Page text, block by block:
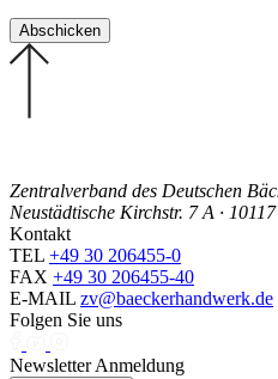
Zentralverband des Deutschen
Neustädtische Kirchstr. 7 A ·
Kontakt
TEL +49 30 206455-0
FAX +49 30 206455-40
E-MAIL zv@baeckerhandwerk.de
Folgen Sie uns
Newsletter Anmeldung